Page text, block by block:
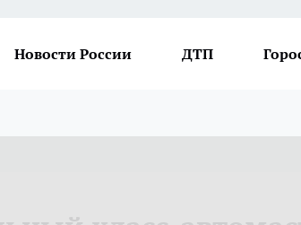
Новости России ДТП